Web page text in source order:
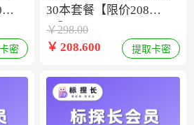
密
30本套餐【限价208
元】
￥298.00
￥ 208.600 提取卡密